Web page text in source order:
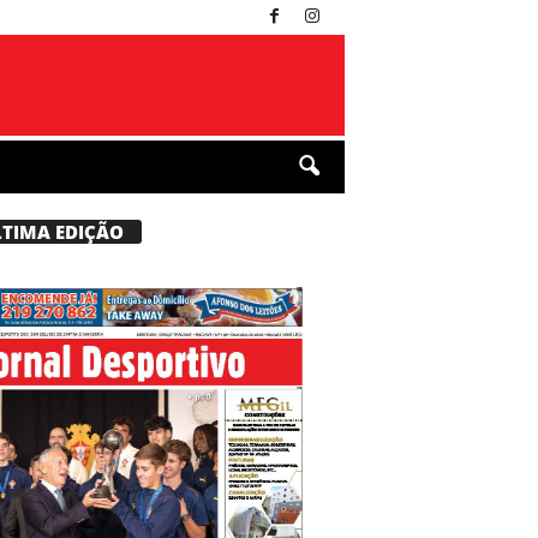
EDIÇÃO